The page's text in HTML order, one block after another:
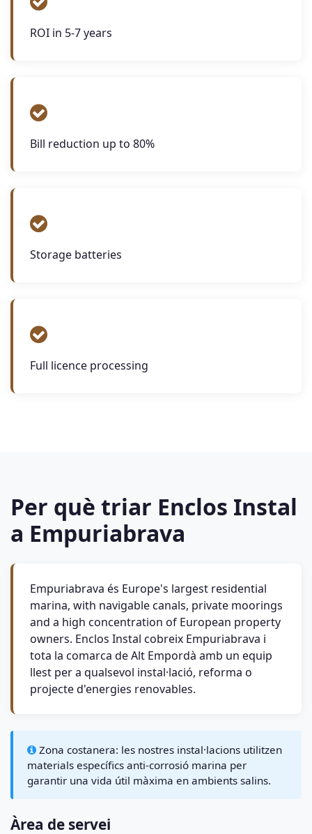
ROI in 5-7 years
Bill reduction up to 80%
Storage batteries
Full licence processing
Per què triar Enclos Instal
a Empuriabrava
Empuriabrava és Europe's largest residential
marina, with navigable canals, private moorings
and a high concentration of European property
owners. Enclos Instal cobreix Empuriabrava i
tota la comarca de Alt Empordà amb un equip
llest per a qualsevol instal·lació, reforma o
projecte d'energies renovables.
Zona costanera: les nostres instal·lacions utilitzen
materials específics anti-corrosió marina per
garantir una vida útil màxima en ambients salins.
Àrea de servei